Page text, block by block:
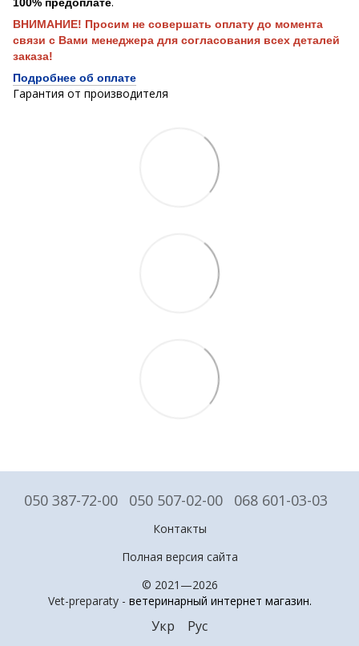
100% предоплате
ВНИМАНИЕ! Просим не совершать оплату до момента
связи с Вами менеджера для согласования всех деталей
заказа!
Подробнее об оплате
Гарантия от производителя
050 387-72-00 050 507-02-00 068 601-03-03
Контакты
Полная версия сайта
© 2021—2026
Vet-preparaty - ветеринарный интернет магазин.
Укр Рус